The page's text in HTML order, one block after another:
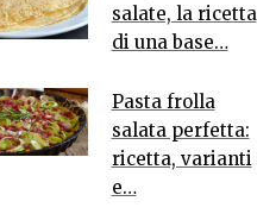
salate, la ricetta
di una base…
Pasta frolla
salata perfetta:
ricetta, varianti
e…